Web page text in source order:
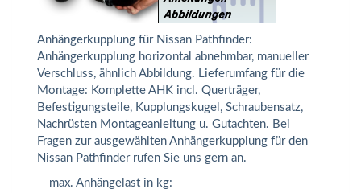
Anhängerkupplung für Nissan Pathfinder:
Anhängerkupplung horizontal abnehmbar, manueller
Verschluss, ähnlich Abbildung. Lieferumfang für die
Montage: Komplette AHK incl. Querträger,
Befestigungsteile, Kupplungskugel, Schraubensatz,
Nachrüsten Montageanleitung u. Gutachten. Bei
Fragen zur ausgewählten Anhängerkupplung für den
Nissan Pathfinder rufen Sie uns gern an.
max. Anhängelast in kg: